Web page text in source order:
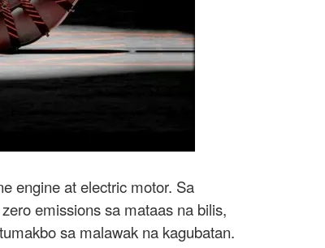
engine at electric motor. Sa
emissions sa mataas na bilis,
sa malawak na kagubatan.